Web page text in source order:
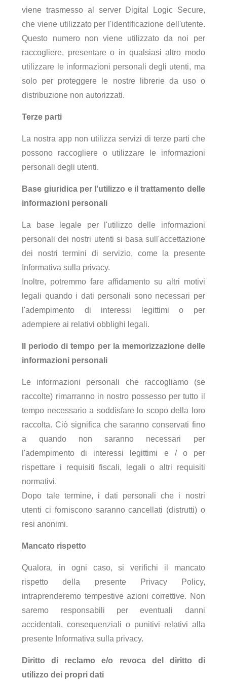
viene trasmesso al server Digital Logic Secure,
che viene utilizzato per l'identificazione dell'utente.
Questo numero non viene utilizzato da noi per
raccogliere, presentare o in qualsiasi altro modo
utilizzare le informazioni personali degli utenti, ma
solo per proteggere le nostre librerie da uso o
distribuzione non autorizzati.
Terze parti
La nostra app non utilizza servizi di terze parti che
possono raccogliere o utilizzare le informazioni
personali degli utenti.
Base giuridica per l'utilizzo e il trattamento delle
informazioni personali
La base legale per l'utilizzo delle informazioni
personali dei nostri utenti si basa sull'accettazione
dei nostri termini di servizio, come la presente
Informativa sulla privacy.
Inoltre, potremmo fare affidamento su altri motivi
legali quando i dati personali sono necessari per
l'adempimento di interessi legittimi o per
adempiere ai relativi obblighi legali.
Il periodo di tempo per la memorizzazione delle
informazioni personali
Le informazioni personali che raccogliamo (se
raccolte) rimarranno in nostro possesso per tutto il
tempo necessario a soddisfare lo scopo della loro
raccolta. Ciò significa che saranno conservati fino
a quando non saranno necessari per
l'adempimento di interessi legittimi e / o per
rispettare i requisiti fiscali, legali o altri requisiti
normativi.
Dopo tale termine, i dati personali che i nostri
utenti ci forniscono saranno cancellati (distrutti) o
resi anonimi.
Mancato rispetto
Qualora, in ogni caso, si verifichi il mancato
rispetto della presente Privacy Policy,
intraprenderemo tempestive azioni correttive. Non
saremo responsabili per eventuali danni
accidentali, consequenziali o punitivi relativi alla
presente Informativa sulla privacy.
Diritto di reclamo e/o revoca del diritto di
utilizzo dei propri dati